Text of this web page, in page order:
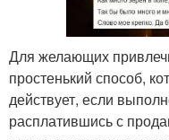
Для желающих
простенький способ,
действует, если
расплатившись с